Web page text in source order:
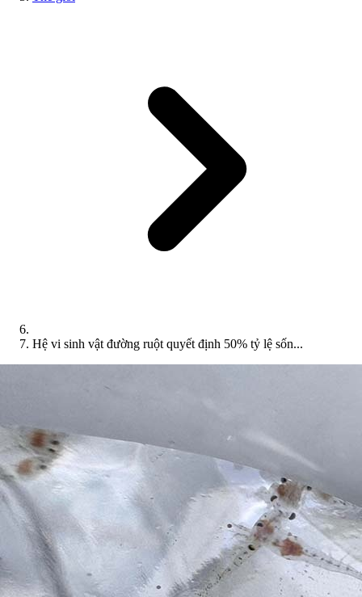
Hệ vi sinh vật đường ruột quyết định 50% tỷ lệ sốn...